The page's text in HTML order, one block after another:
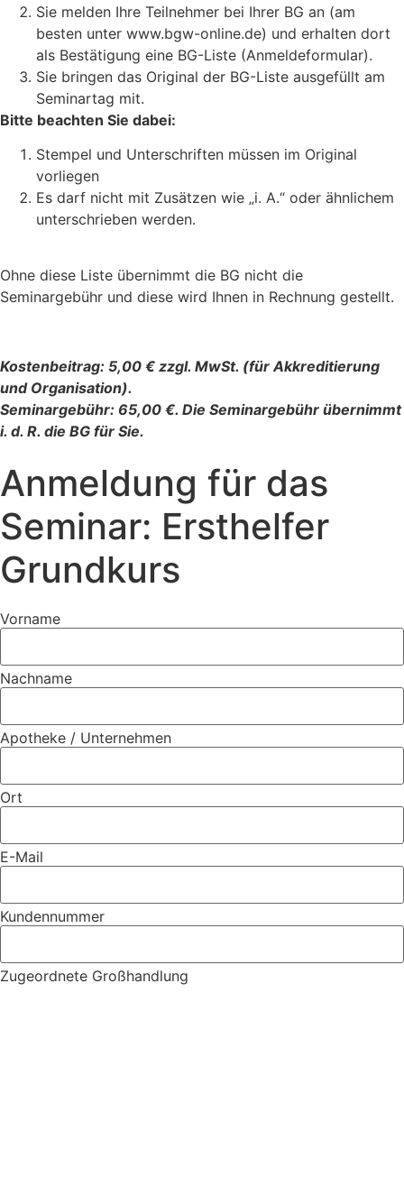
Sie melden Ihre Teilnehmer bei Ihrer BG an (am
besten unter www.bgw-online.de) und erhalten dort
als Bestätigung eine BG-Liste (Anmeldeformular).
Sie bringen das Original der BG-Liste ausgefüllt am
Seminartag mit.
Bitte beachten Sie dabei:
Stempel und Unterschriften müssen im Original
vorliegen
Es darf nicht mit Zusätzen wie „i. A.“ oder ähnlichem
unterschrieben werden.
Ohne diese Liste übernimmt die BG nicht die
Seminargebühr und diese wird Ihnen in Rechnung gestellt.
Kostenbeitrag: 5,00 € zzgl. MwSt. (für Akkreditierung
und Organisation).
Seminargebühr: 65,00 €. Die Seminargebühr übernimmt
i. d. R. die BG für Sie.
Anmeldung für das
Seminar: Ersthelfer
Grundkurs
Vorname
Nachname
Apotheke / Unternehmen
Ort
E-Mail
Kundennummer
Zugeordnete Großhandlung